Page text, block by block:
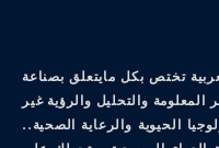
تختص بكل مايتعلق بصناعة
المعلومة والتحليل والرؤية غير
الحيوية والرعاية الصحية..